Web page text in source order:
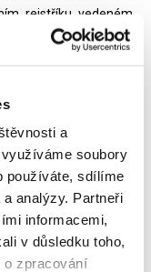
a
soubory
používáte, sdílíme
analýzy. Partneři
informacemi,
v důsledku toho,
o zpracování
rejstříku vedeném
(dále jen "ČSA").
od FNM SR;
akcii ČSA při koupi
nabýt akcie ČSA od